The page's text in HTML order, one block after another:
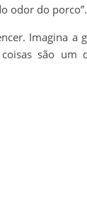
odor do porco”.
Imagina a
são um